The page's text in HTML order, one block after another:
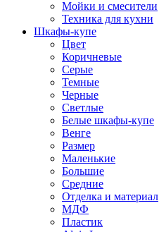
Мойки и смесители
Техника для кухни
Шкафы-купе
Цвет
Коричневые
Серые
Темные
Черные
Светлые
Белые шкафы-купе
Венге
Размер
Маленькие
Большие
Средние
Отделка и материал
МДФ
Пластик